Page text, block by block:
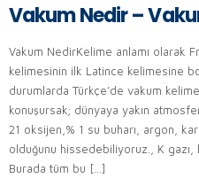
Vakum Nedir –
Vakum NedirKelime anlamı olarak
kelimesinin ilk Latince kelimesine
durumlarda Türkçe’de vakum
konuşursak; dünyaya yakın
21 oksijen,% 1 su buharı, argon,
olduğunu hissedebiliyoruz., K
Burada tüm bu […]